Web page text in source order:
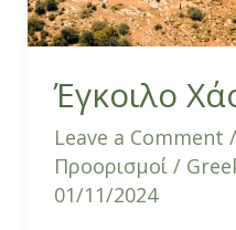
Έγκοιλο
Leave a Comment /
Προορισμοί/
01/11/2024